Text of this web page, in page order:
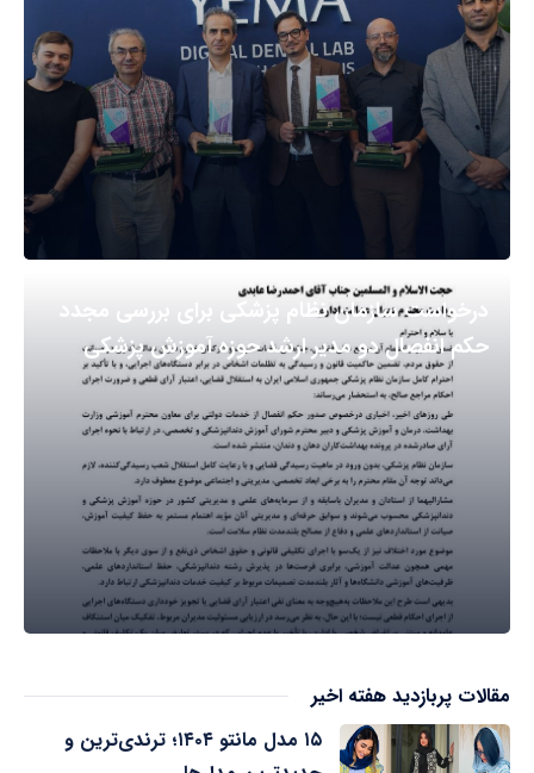
درخواست سازمان نظام پزشکی برای بررسی مجدد
حکم انفصال دو مدیر ارشد حوزه آموزش پزشکی
مقالات پربازدید هفته اخیر
۱۵ مدل مانتو ۱۴۰۴؛ ترندی‌ترین و